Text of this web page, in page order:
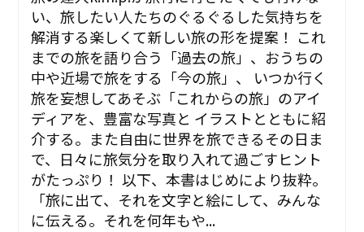
い、旅したい人たちのぐるぐるした気持ちを
解消する楽しくて新しい旅の形を提案！ これ
までの旅を語り合う「過去の旅」、おうちの
中や近場で旅をする「今の旅」、 いつか行く
旅を妄想してあそぶ「これからの旅」のアイ
ディアを、豊富な写真と イラストとともに紹
介する。また自由に世界を旅できるその日ま
で、日々に旅気分を取り入れて過ごすヒント
がたっぷり！ 以下、本書はじめにより抜粋。
「旅に出て、それを文字と絵にして、みんな
に伝える。それを何年もや...